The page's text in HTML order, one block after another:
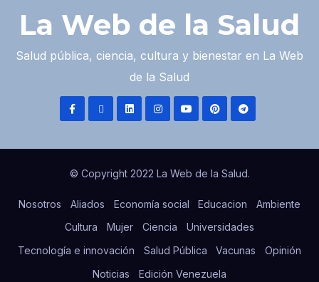
La Web de la Salud
Salud pública, ciencia, cultura y bienestar en La Web
de la Salud
© Copyright 2022 La Web de la Salud.
Nosotros Aliados Economía social Educacion
Ambiente
Cultura
Mujer Ciencia
Universidades
Tecnología e innovación
Salud Pública Vacunas
Opinión
Noticias
Edición Venezuela